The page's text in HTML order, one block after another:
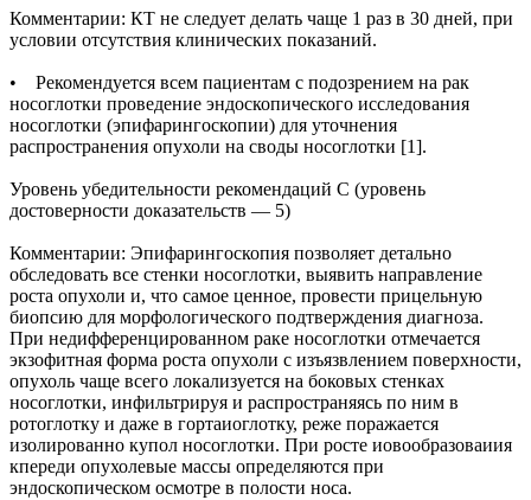
Комментарии: КТ не следует делать чаще 1 раз в 30 дней, при
условии отсутствия клинических показаний.
• Рекомендуется всем пациентам с подозрением на рак
носоглотки проведение эндоскопического исследования
носоглотки (эпифарингоскопии) для уточнения
распространения опухоли на своды носоглотки [1].
Уровень убедительности рекомендаций С (уровень
достоверности доказательств — 5)
Комментарии: Эпифарингоскопия позволяет детально
обследовать все стенки носоглотки, выявить направление
роста опухоли и, что самое ценное, провести прицельную
биопсию для морфологического подтверждения диагноза.
При недифференцированном раке носоглотки отмечается
экзофитная форма роста опухоли с изъязвлением поверхности,
опухоль чаще всего локализуется на боковых стенках
носоглотки, инфильтрируя и распространяясь по ним в
ротоглотку и даже в гортаиоглотку, реже поражается
изолированно купол носоглотки. При росте иовообразоваиия
кпереди опухолевые массы определяются при
эндоскопическом осмотре в полости носа.